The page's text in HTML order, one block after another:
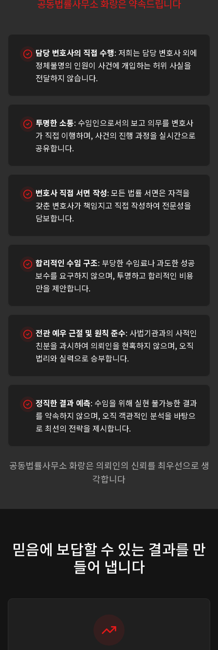
공동법률사무소 화랑은 약속드립니다
담당 변호사의 직접 수행: 저희는 담당 변호사 외에
정체불명의 인원이 사건에 개입하는 허위 사실을
전달하지 않습니다.
투명한 소통: 수임인으로서의 보고 의무를 변호사
가 직접 이행하며, 사건의 진행 과정을 실시간으로
공유합니다.
변호사 직접 서면 작성: 모든 법률 서면은 자격을
갖춘 변호사가 책임지고 직접 작성하여 전문성을
담보합니다.
합리적인 수임 구조: 부당한 수임료나 과도한 성공
보수를 요구하지 않으며, 투명하고 합리적인 비용
만을 제안합니다.
전관 예우 근절 및 원칙 준수: 사법기관과의 사적인
친분을 과시하여 의뢰인을 현혹하지 않으며, 오직
법리와 실력으로 승부합니다.
정직한 결과 예측: 수임을 위해 실현 불가능한 결과
를 약속하지 않으며, 오직 객관적인 분석을 바탕으
로 최선의 전략을 제시합니다.
공동법률사무소 화랑은 의뢰인의 신뢰를 최우선으로 생
각합니다
믿음에 보답할 수 있는 결과를 만
들어 냅니다